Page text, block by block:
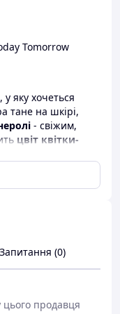
Tomorrow
у яку хочеться
тане на шкірі,
- свіжим,
цвіт квітки-
спокусливий
любові, який
мускус
легкими
Особливу
Запитання (0)
цього продавця